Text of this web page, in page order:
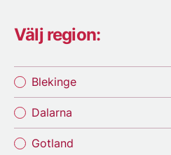
Välj region:
Blekinge
Dalarna
Gotland